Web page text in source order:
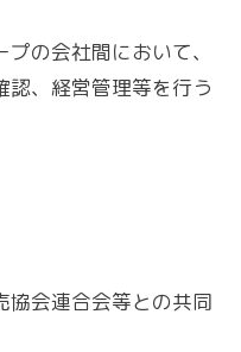
の会社間において、
認、経営管理等を行う
協会連合会等との共同